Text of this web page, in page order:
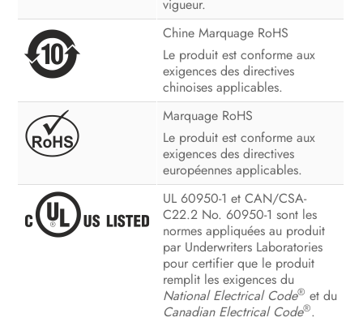
vigueur.
Chine Marquage RoHS
Le produit est conforme aux
exigences des directives
chinoises applicables.
Marquage RoHS
Le produit est conforme aux
exigences des directives
européennes applicables.
UL 60950-1 et CAN/CSA-
C22.2 No. 60950-1 sont les
normes appliquées au produit
par Underwriters Laboratories
pour certifier que le produit
remplit les exigences du
National Electrical Code® et du
Canadian Electrical Code®.